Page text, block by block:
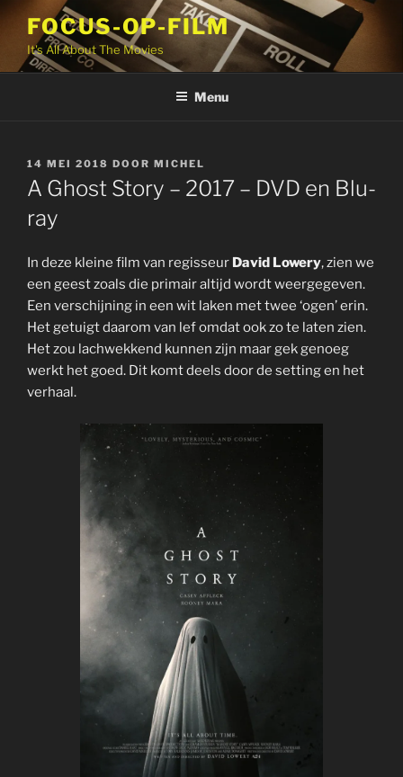
inhoud
FOCUS-OP-FILM
It's All About The Movies
Menu
GEPLAATST
OP
14 MEI 2018 DOOR MICHEL
A Ghost Story – 2017 – DVD en Blu-
ray
In deze kleine film van regisseur David Lowery, zien we
een geest zoals die primair altijd wordt weergegeven.
Een verschijning in een wit laken met twee ‘ogen’ erin.
Het getuigt daarom van lef omdat ook zo te laten zien.
Het zou lachwekkend kunnen zijn maar gek genoeg
werkt het goed. Dit komt deels door de setting en het
verhaal.